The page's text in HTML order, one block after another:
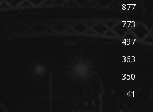
877
773
497
363
350
41